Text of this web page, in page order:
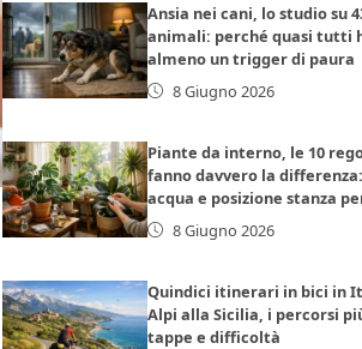
Ansia nei cani, lo studio su
animali: perché quasi tutti
almeno un trigger di paura
8 Giugno 2026
Piante da interno, le 10
fanno davvero la differenza:
acqua e posizione stanza
8 Giugno 2026
Quindici itinerari in bici in
Alpi alla Sicilia, i percorsi
tappe e difficoltà